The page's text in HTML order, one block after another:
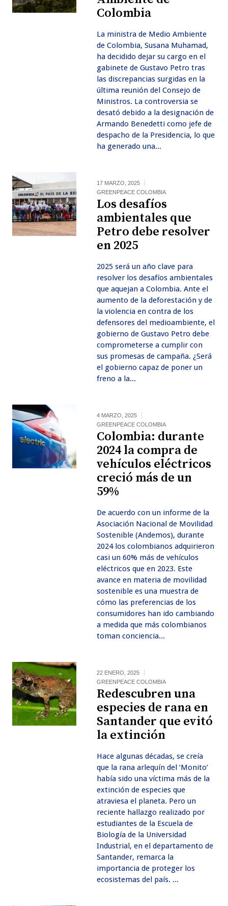
Colombia
La ministra de Medio Ambiente
de Colombia, Susana Muhamad,
ha decidido dejar su cargo en el
gabinete de Gustavo Petro tras
las discrepancias surgidas en la
última reunión del Consejo de
Ministros. La controversia se
desató debido a la designación de
Armando Benedetti como jefe de
despacho de la Presidencia, lo que
ha generado una...
17 MARZO, 2025
GREENPEACE COLOMBIA
Los desafíos
ambientales que
Petro debe resolver
en 2025
2025 será un año clave para
resolver los desafíos ambientales
que aquejan a Colombia. Ante el
aumento de la deforestación y de
la violencia en contra de los
defensores del medioambiente, el
gobierno de Gustavo Petro debe
comprometerse a cumplir con
sus promesas de campaña. ¿Será
el gobierno capaz de poner un
freno a la...
4 MARZO, 2025
GREENPEACE COLOMBIA
Colombia: durante
2024 la compra de
vehículos eléctricos
creció más de un
59%
De acuerdo con un informe de la
Asociación Nacional de Movilidad
Sostenible (Andemos), durante
2024 los colombianos adquirieron
casi un 60% más de vehículos
eléctricos que en 2023. Este
avance en materia de movilidad
sostenible es una muestra de
cómo las preferencias de los
consumidores han ido cambiando
a medida que más colombianos
toman conciencia...
22 ENERO, 2025
GREENPEACE COLOMBIA
Redescubren una
especies de rana en
Santander que evitó
la extinción
Hace algunas décadas, se creía
que la rana arlequín del ‘Monito’
había sido una víctima más de la
extinción de especies que
atraviesa el planeta. Pero un
reciente hallazgo realizado por
estudiantes de la Escuela de
Biología de la Universidad
Industrial, en el departamento de
Santander, remarca la
importancia de proteger los
ecosistemas del país. ...